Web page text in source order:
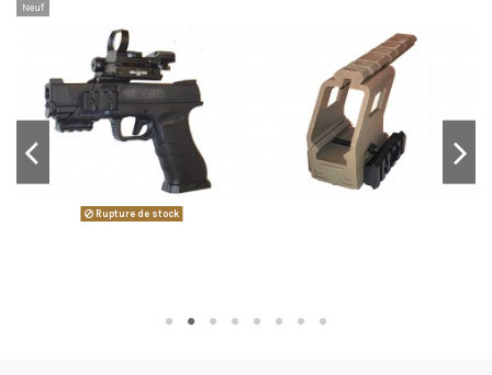
Neuf
Rupture de stock